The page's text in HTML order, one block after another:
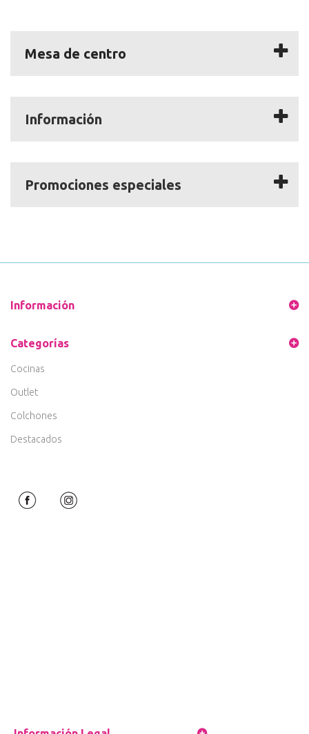
Mesa de centro
Información
Promociones especiales
Información
Categorías
Cocinas
Outlet
Colchones
Destacados